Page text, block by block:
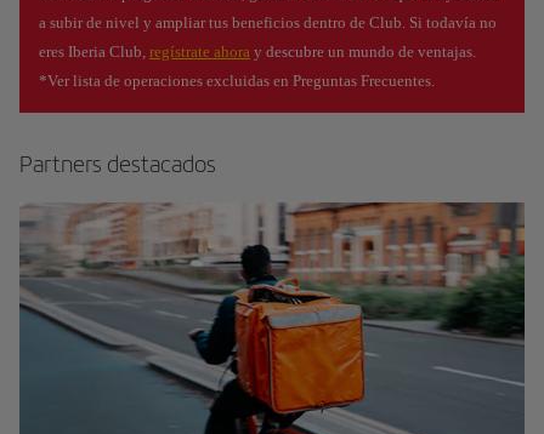
a subir de nivel y ampliar tus beneficios dentro de Club. Si todavía no
eres Iberia Club, regístrate ahora y descubre un mundo de ventajas.
*Ver lista de operaciones excluidas en Preguntas Frecuentes.
Partners destacados